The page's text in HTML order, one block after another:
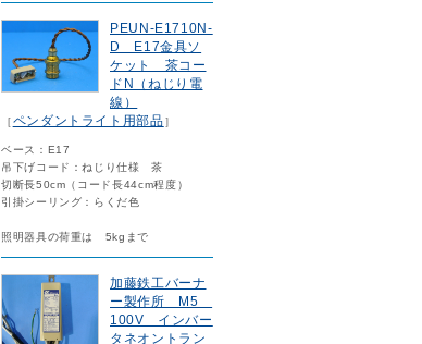
PEUN-E1710N-
D E17金具ソ
ケット 茶コー
ドN（ねじり電
線）
［ペンダントライト用部品］
ベース：E17
吊下げコード：ねじり仕様 茶
切断長50cm（コード長44cm程度）
引掛シーリング：らくだ色
照明器具の荷重は 5kgまで
加藤鉄工バーナ
ー製作所 M5
100V インバー
タネオントラン